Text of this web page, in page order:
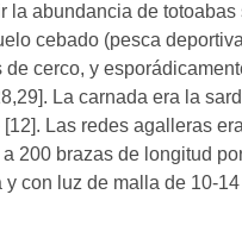
la abundancia de totoabas
cebado (pesca
de cerco, y
La carnada era la
Las redes agalleras
200 brazas de longitud
y con luz de malla de 10-